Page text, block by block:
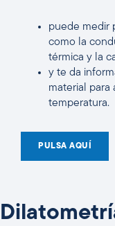
puede medir
como la
térmica y la
y te da
material para
temperatura.
PULSA AQUÍ